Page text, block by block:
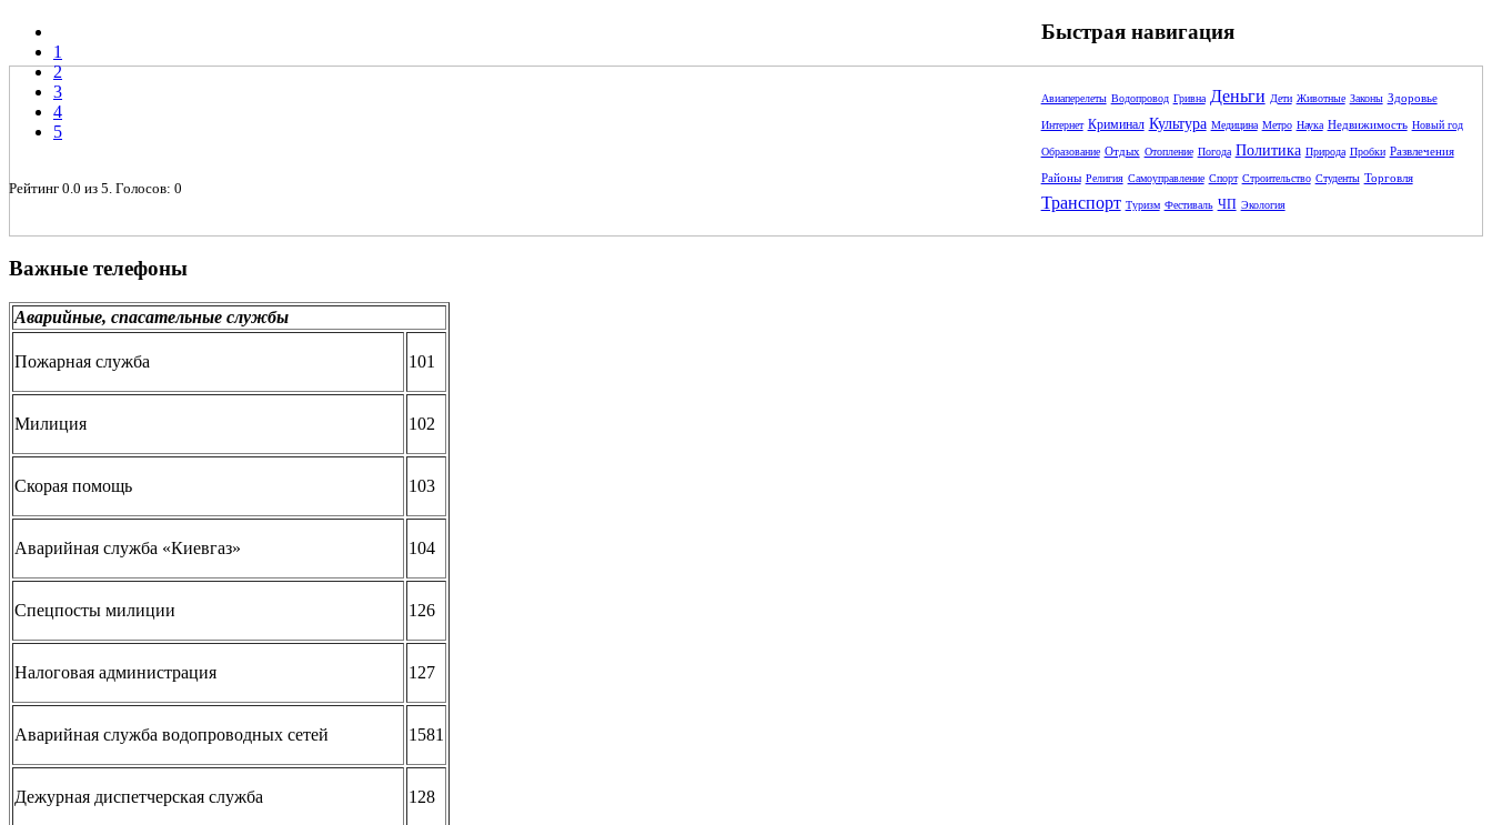
1
2
3
4
5
Рейтинг 0.0 из 5 . Голосов: 0
Быстрая навигация
Авиаперелеты Водопровод Гривна Деньги Дети Животные Законы Здоровье
Интернет Криминал Культура Медицина Метро Наука Недвижимость Новый год
Образование Отдых Отопление Погода Политика Природа Пробки Развлечения
Районы Религия Самоуправление Спорт Строительство Студенты Торговля
Транспорт Туризм Фестиваль ЧП Экология
Важные телефоны
Аварийные, спасательные службы
Пожарная служба 101
Милиция 102
Скорая помощь 103
Аварийная служба «Киевгаз» 104
Спецпосты милиции 126
Налоговая администрация 127
Аварийная служба водопроводных сетей 1581
Дежурная диспетчерская служба 128